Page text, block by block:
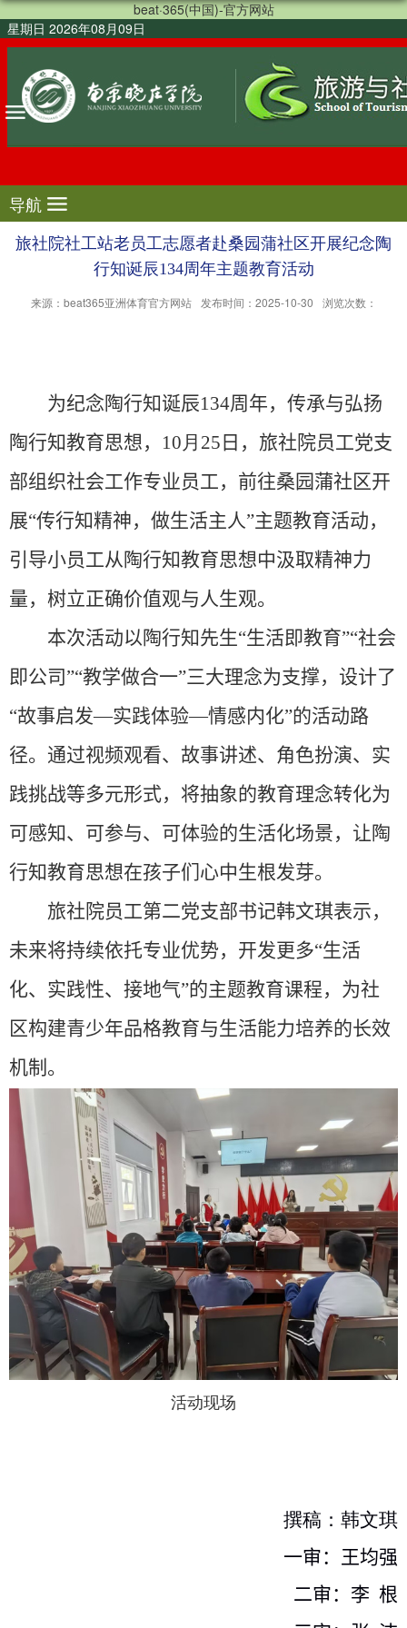
beat·365(中国)-官方网站
星期日 2026年08月09日
导航
旅社院社工站老员工志愿者赴桑园蒲社区开展纪念陶
行知诞辰134周年主题教育活动
来源：beat365亚洲体育官方网站 发布时间：2025-10-30 浏览次数：
为纪念陶行知诞辰134周年，传承与弘扬
陶行知教育思想， 10 月 25 日，旅社院员工党支
部组织社会工作专业员工，前往桑园蒲社区开
展“传行知精神，做生活主人”主题教育活动，
引导小员工从 陶行知教育思想中汲取精神力
量，树立正确价值观与人生观。
本次活动以陶行知先生“生活即教育”“社会
即公司”“教学做合一”三大理念为支撑，设计了
“故事启发—实践体验—情感内化”的活动路
径。通过视频观看、故事讲述、角色扮演、实
践挑战等多元形式，将抽象的教育理念转化为
可感知、可参与、可体验的生活化场景，让 陶
行知教育思想在孩子们心中生根发芽。
旅社院员工第二党支部书记韩文琪表示，
未来将持续依托专业优势，开发更多“生活
化、实践性、接地气”的主题教育课程， 为社
区构建青少年品格教育与生活能力培养的长效
机制。
活动现场
撰稿：韩文琪
一审：王均强
二审：李 根